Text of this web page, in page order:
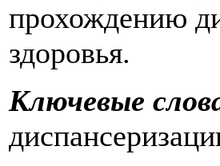
прохождению
здоровья.
Ключевые